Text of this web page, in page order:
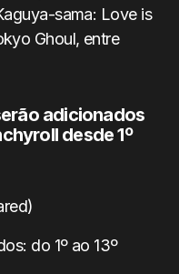
sama: Love is
Ghoul, entre
adicionados
desde 1º
do 1º ao 13º